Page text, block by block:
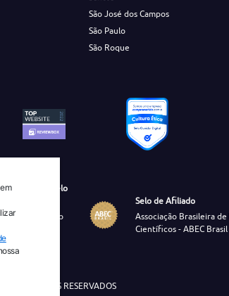
São José dos Campos
São Paulo
São Roque
CEJAM Selo
Brasileiro
e
Selo de Afiliado
Associação Brasileira
Científicos - ABEC Brasil
OS DIREITOS RESERVADOS